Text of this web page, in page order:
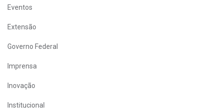
Eventos
Extensão
Governo Federal
Imprensa
Inovação
Institucional